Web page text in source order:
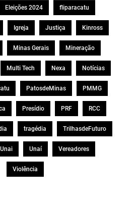
Eleições 2024 fliparacatu
Igreja Justiça Kinross
Minas Gerais Mineração
Multi Tech Nexa Notícias
PatosdeMinas PMMG
Presídio PRF RCC
tragédia TrilhasdeFuturo
Unai Unaí Vereadores
Violência